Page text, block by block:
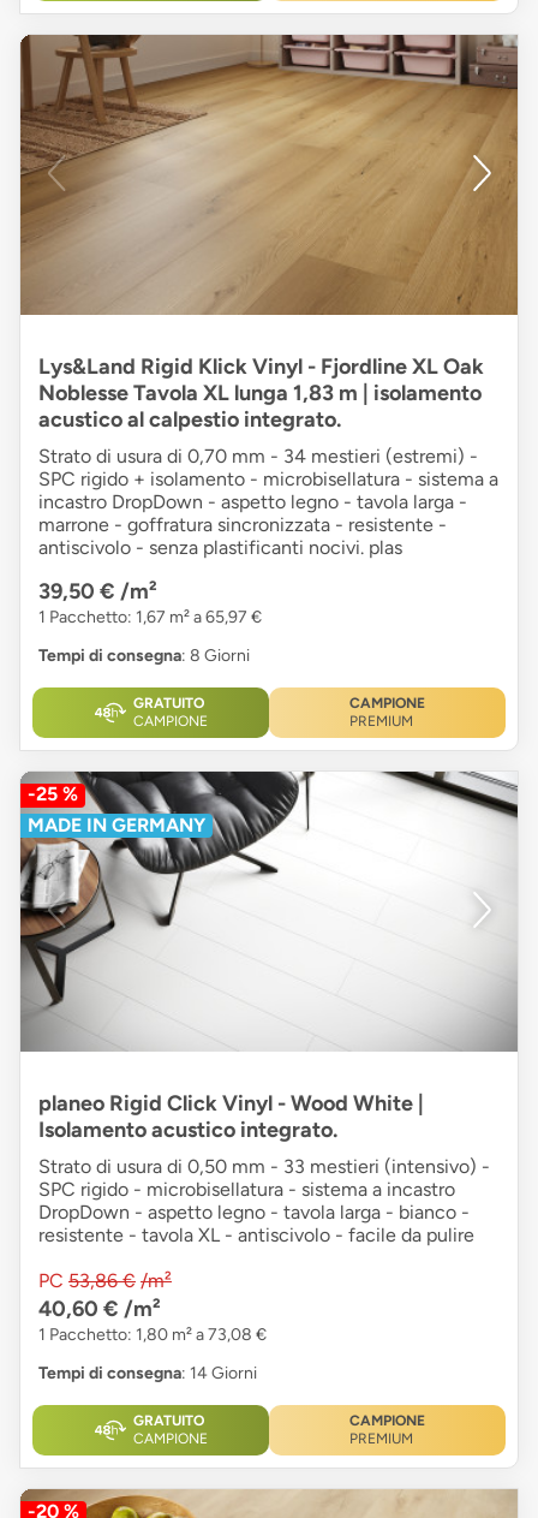
Lys&Land Rigid Klick Vinyl - Fjordline XL Oak
Noblesse Tavola XL lunga 1,83 m | isolamento
acustico al calpestio integrato.
Strato di usura di 0,70 mm - 34 mestieri (estremi) -
SPC rigido + isolamento - microbisellatura - sistema a
incastro DropDown - aspetto legno - tavola larga -
marrone - goffratura sincronizzata - resistente -
antiscivolo - senza plastificanti nocivi. plas
39,50 € /m²
1 Pacchetto: 1,67 m² a 65,97 €
Tempi di consegna: 8 Giorni
GRATUITO
CAMPIONE
CAMPIONE
PREMIUM
-25 %
MADE IN GERMANY
planeo Rigid Click Vinyl - Wood White |
Isolamento acustico integrato.
Strato di usura di 0,50 mm - 33 mestieri (intensivo) -
SPC rigido - microbisellatura - sistema a incastro
DropDown - aspetto legno - tavola larga - bianco -
resistente - tavola XL - antiscivolo - facile da pulire
PC 53,86 € /m²
40,60 € /m²
1 Pacchetto: 1,80 m² a 73,08 €
Tempi di consegna: 14 Giorni
GRATUITO
CAMPIONE
CAMPIONE
PREMIUM
-20 %